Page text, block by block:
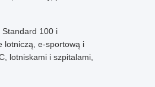
Standard 100 i
lotniczą, e-sportową i
lotniskami i szpitalami,